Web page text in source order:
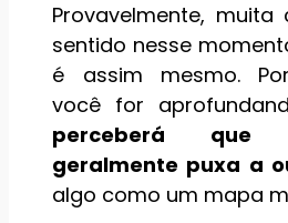
Provavelmente,
sentido nesse
é assim mesmo.
você for
perceberá
geralmente puxa a
algo como um mapa